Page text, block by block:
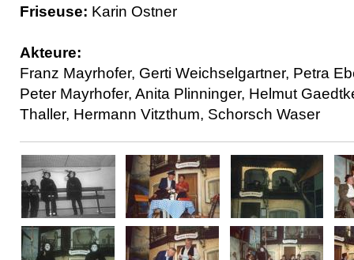
Friseuse: Karin Ostner
Akteure:
Franz Mayrhofer, Gerti Weichselgartner, Petra
Peter Mayrhofer, Anita Plinninger, Helmut
Thaller, Hermann Vitzthum, Schorsch Waser